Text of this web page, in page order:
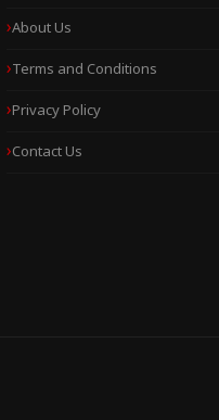
About Us
Terms and Conditions
Privacy Policy
Contact Us